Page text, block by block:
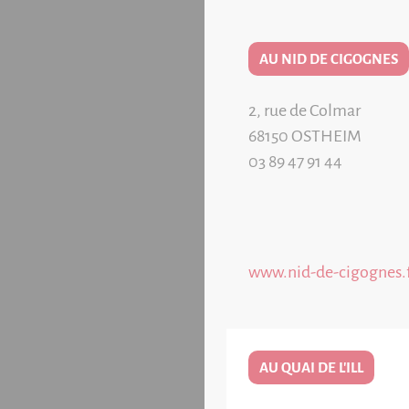
AU NID DE CIGOGNES
2, rue de Colmar
68150 OSTHEIM
03 89 47 91 44
www.nid-de-
AU QUAI DE L'ILL